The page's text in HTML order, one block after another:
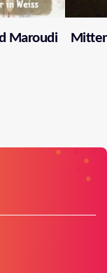
Maroudi